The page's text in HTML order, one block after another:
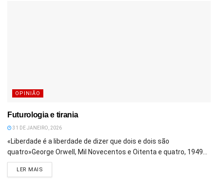
OPINIÃO
Futurologia e tirania
31 DE JANEIRO, 2026
«Liberdade é a liberdade de dizer que dois e dois são
quatro»George Orwell, Mil Novecentos e Oitenta e quatro, 1949...
LER MAIS